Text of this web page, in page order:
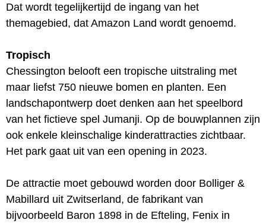
Dat wordt tegelijkertijd de ingang van het
themagebied, dat Amazon Land wordt genoemd.
Tropisch
Chessington belooft een tropische uitstraling met
maar liefst 750 nieuwe bomen en planten. Een
landschapontwerp doet denken aan het speelbord
van het fictieve spel Jumanji. Op de bouwplannen zijn
ook enkele kleinschalige kinderattracties zichtbaar.
Het park gaat uit van een opening in 2023.
De attractie moet gebouwd worden door Bolliger &
Mabillard uit Zwitserland, de fabrikant van
bijvoorbeeld Baron 1898 in de Efteling, Fenix in